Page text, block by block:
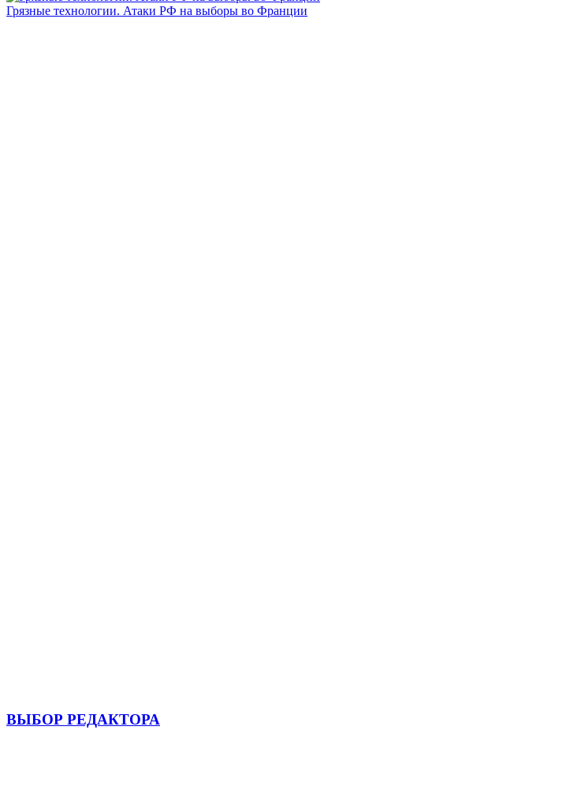
Грязные технологии. Атаки РФ на выборы во Франции
ВЫБОР РЕДАКТОРА